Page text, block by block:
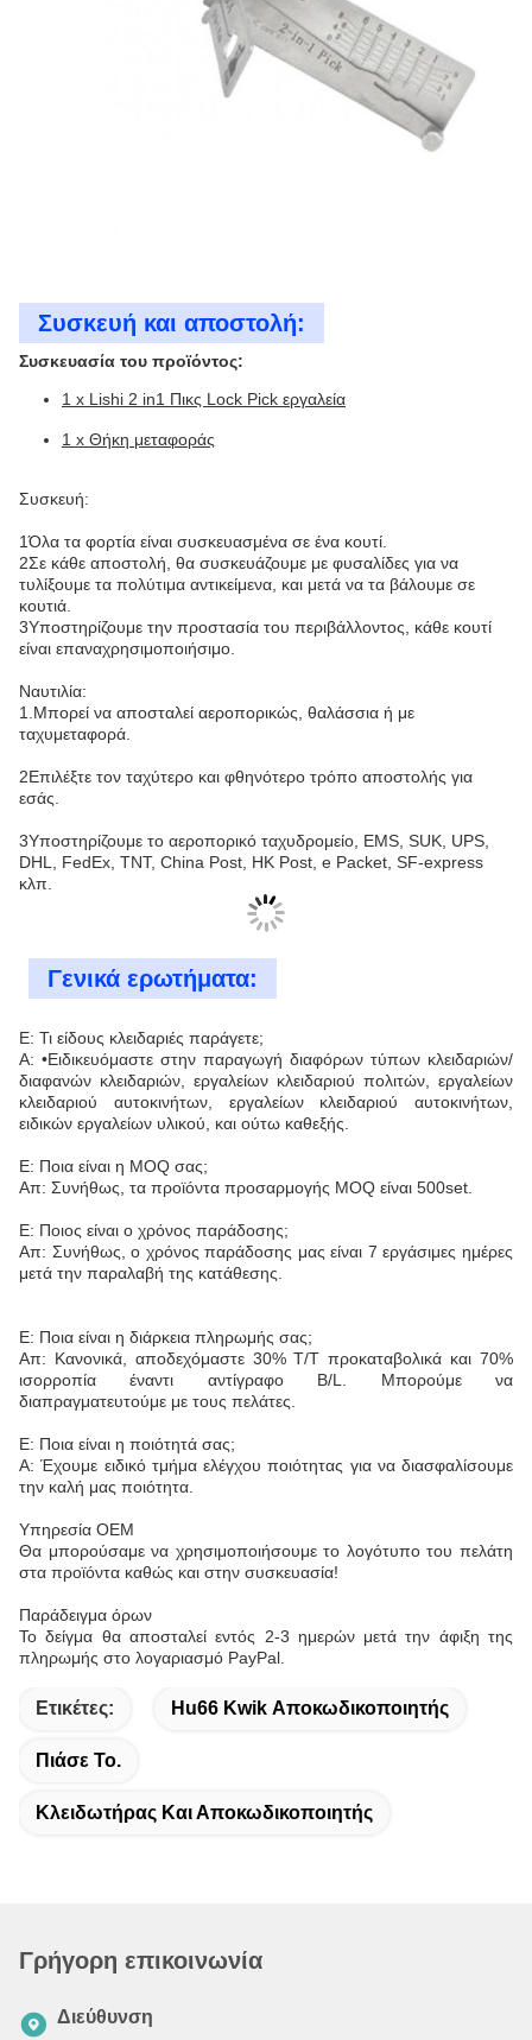
Συσκευή και αποστολή:
Συσκευασία του προϊόντος:
1 x Lishi 2 in1 Πικς Lock Pick εργαλεία
1 x Θήκη μεταφοράς
Συσκευή:
1Όλα τα φορτία είναι συσκευασμένα σε ένα κουτί.
2Σε κάθε αποστολή, θα συσκευάζουμε με φυσαλίδες για να
τυλίξουμε τα πολύτιμα αντικείμενα, και μετά να τα βάλουμε σε
κουτιά.
3Υποστηρίζουμε την προστασία του περιβάλλοντος, κάθε κουτί
είναι επαναχρησιμοποιήσιμο.
Ναυτιλία:
1.Μπορεί να αποσταλεί αεροπορικώς, θαλάσσια ή με
ταχυμεταφορά.
2Επιλέξτε τον ταχύτερο και φθηνότερο τρόπο αποστολής για
εσάς.
3Υποστηρίζουμε το αεροπορικό ταχυδρομείο, EMS, SUK, UPS,
DHL, FedEx, TNT, China Post, HK Post, e Packet, SF-express
κλπ.
Γενικά ερωτήματα:
Ε: Τι είδους κλειδαριές παράγετε;
Α: •Ειδικευόμαστε στην παραγωγή διαφόρων τύπων κλειδαριών/
διαφανών κλειδαριών, εργαλείων κλειδαριού πολιτών, εργαλείων
κλειδαριού αυτοκινήτων, εργαλείων κλειδαριού αυτοκινήτων,
ειδικών εργαλείων υλικού, και ούτω καθεξής.
Ε: Ποια είναι η MOQ σας;
Απ: Συνήθως, τα προϊόντα προσαρμογής MOQ είναι 500set.
Ε: Ποιος είναι ο χρόνος παράδοσης;
Απ: Συνήθως, ο χρόνος παράδοσης μας είναι 7 εργάσιμες ημέρες
μετά την παραλαβή της κατάθεσης.
Ε: Ποια είναι η διάρκεια πληρωμής σας;
Απ: Κανονικά, αποδεχόμαστε 30% T/T προκαταβολικά και 70%
ισορροπία έναντι αντίγραφο B/L. Μπορούμε να
διαπραγματευτούμε με τους πελάτες.
Ε: Ποια είναι η ποιότητά σας;
Α: Έχουμε ειδικό τμήμα ελέγχου ποιότητας για να διασφαλίσουμε
την καλή μας ποιότητα.
Υπηρεσία OEM
Θα μπορούσαμε να χρησιμοποιήσουμε το λογότυπο του πελάτη
στα προϊόντα καθώς και στην συσκευασία!
Παράδειγμα όρων
Το δείγμα θα αποσταλεί εντός 2-3 ημερών μετά την άφιξη της
πληρωμής στο λογαριασμό PayPal.
Ετικέτες: Hu66 Kwik Αποκωδικοποιητής
Πιάσε Το.
Κλειδωτήρας Και Αποκωδικοποιητής
Γρήγορη επικοινωνία
Διεύθυνση